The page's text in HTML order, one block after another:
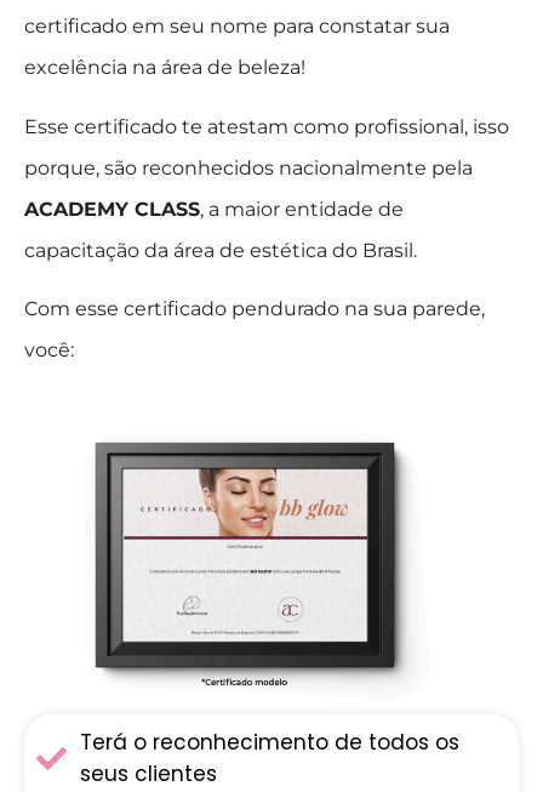
certificado em seu nome para constatar sua
excelência na área de beleza!
Esse certificado te atestam como profissional, isso
porque, são reconhecidos nacionalmente pela
ACADEMY CLASS, a maior entidade de
capacitação da área de estética do Brasil.
Com esse certificado pendurado na sua parede,
você:
Terá o reconhecimento de todos os
seus clientes